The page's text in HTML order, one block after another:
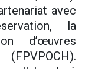
avec
la
d’œuvres